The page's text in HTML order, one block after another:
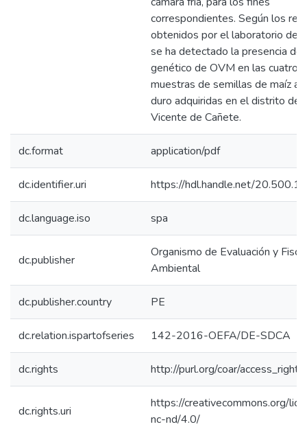
correspondientes. Según los
obtenidos por el laboratorio del
se ha detectado la presencia de
genético de OVM en las cuatro
muestras de semillas de maíz
duro adquiridas en el distrito de
Vicente de Cañete.
dc.format application/pdf
dc.identifier.uri https://hdl.handle.net/
dc.language.iso spa
dc.publisher
Organismo de Evaluación y
Ambiental
dc.publisher.country PE
dc.relation.ispartofseries 142-2016-OEFA/DE-SDCA
dc.rights http://purl.org/coar/access_right/
dc.rights.uri
https://creativecommons.org/
nc-nd/4.0/